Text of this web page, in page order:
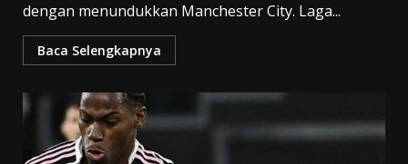
dengan menundukkan Manchester City. Laga...
Baca Selengkapnya